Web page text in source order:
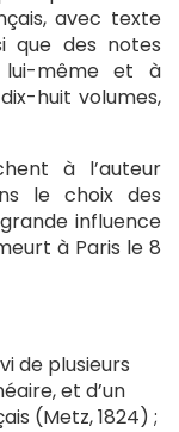
avec texte
que des notes
même et à
huit volumes,
à l’auteur
le choix des
influence
à Paris le 8
de plusieurs
et d’un
(Metz, 1824) ;